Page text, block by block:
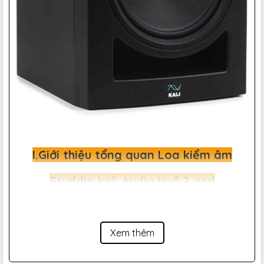
I.Giới thiệu tổng quan Loa kiểm âm
Studdio kali Audio In-8 2 and
IN-8 của Kali Audio ngay từ khi ra mắt
đã được giới mộ điệu đánh giá là chiếc loa mang
Xem thêm